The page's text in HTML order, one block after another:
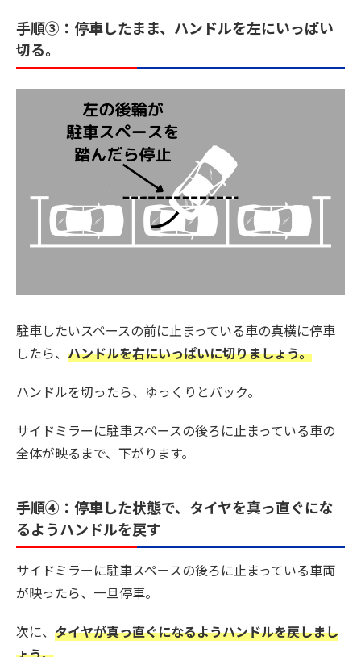
手順③：停車したまま、ハンドルを左にいっぱい
切る。
駐車したいスペースの前に止まっている車の真横に停車
したら、 ハンドルを右にいっぱいに切りましょう。
ハンドルを切ったら、ゆっくりとバック。
サイドミラーに駐車スペースの後ろに止まっている車の
全体が映るまで、下がります。
手順④：停車した状態で、タイヤを真っ直ぐにな
るようハンドルを戻す
サイドミラーに駐車スペースの後ろに止まっている車両
が映ったら、一旦停車。
次に、 タイヤが真っ直ぐになるようハンドルを戻しまし